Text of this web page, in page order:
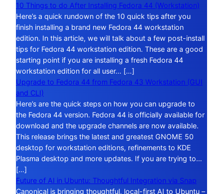
10 Things to do After Installing Fedora 44 (Workstation)
Here’s a quick rundown of the 10 quick tips after you
finish installing a brand new Fedora 44 workstation
edition. In this article, we will talk about a few post-install
tips for Fedora 44 workstation edition. These are a good
starting point if you are installing a fresh Fedora 44
workstation edition for all user… […]
Upgrade to Fedora 44 from Fedora 43 Workstation (GUI
and CLI)
Here’s are the quick steps on how you can upgrade to
the Fedora 44 version. Fedora 44 is officially available for
download and the upgrade channels are now available.
This release brings the latest and greatest GNOME 50
desktop for workstation editions, refinements to KDE
Plasma desktop and more updates. If you are trying to…
[…]
Future of AI in Ubuntu: Thoughtful Integration via Snap
Canonical is bringing thoughtful, local-first AI to Ubuntu –